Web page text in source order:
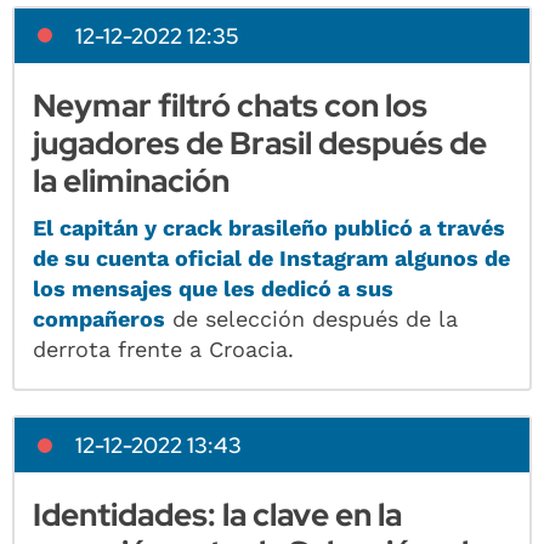
12-12-2022 12:35
Neymar filtró chats con los
jugadores de Brasil después de
la eliminación
El capitán y crack brasileño publicó a través
de su cuenta oficial de Instagram algunos de
los mensajes que les dedicó a sus
compañeros de selección después de la
derrota frente a Croacia.
12-12-2022 13:43
Identidades: la clave en la